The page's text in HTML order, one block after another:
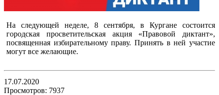
На следующей неделе, 8 сентября, в Кургане состоится
городская просветительская акция «Правовой диктант»,
посвященная избирательному праву. Принять в ней участие
могут все желающие.
17.07.2020
Просмотров: 7937